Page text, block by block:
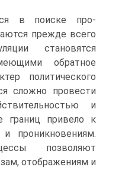
в поиске про-
прежде всего
становятся
обратное
политического
сложно провести
и
границ привело к
про­никновениям.
позволяют
отображениям и